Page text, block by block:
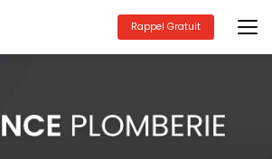
Rappel Gratuit